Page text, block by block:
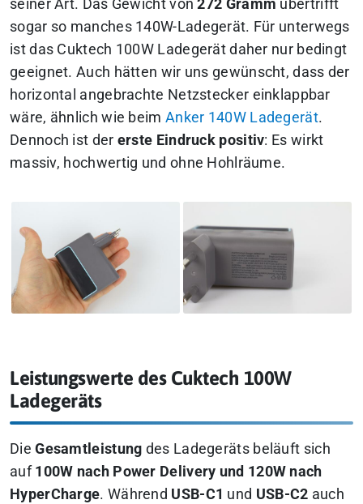
seiner Art. Das Gewicht von 272 Gramm übertrifft
sogar so manches 140W-Ladegerät. Für unterwegs
ist das Cuktech 100W Ladegerät daher nur bedingt
geeignet. Auch hätten wir uns gewünscht, dass der
horizontal angebrachte Netzstecker einklappbar
wäre, ähnlich wie beim Anker 140W Ladegerät.
Dennoch ist der erste Eindruck positiv: Es wirkt
massiv, hochwertig und ohne Hohlräume.
Leistungswerte des Cuktech 100W
Ladegeräts
DieGesamtleistung des Ladegeräts beläuft sich
auf 100W nach Power Delivery und 120W nach
HyperCharge. Während USB-C1 und USB-C2 auch